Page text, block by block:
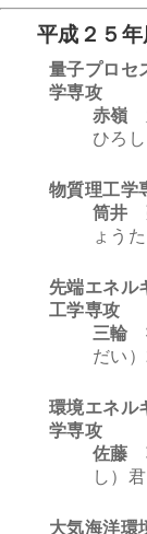
平成２５
量子プロセ
学専攻
赤嶺
ひろ
物質理工学
筒井
ょう
先端エネル
工学専攻
三輪
だい
環境エネル
学専攻
佐藤
し）君
大気海洋環